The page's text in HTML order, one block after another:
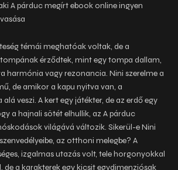
A párduc megírt ebook online ingyen
témái meghatóak voltak, de a
érződtek, mint egy tompa dallam,
harmónia vagy rezonancia. Nini szerelme a
de amikor a kapu nyitva van, a
veszi. A kert egy játékter, de az erdő egy
a hajnali sötét elhullik, az A párduc
világává változik. Sikerül-e Nini
az otthoni melegbe? A
izgalmas utazás volt, tele horgonyokkal
a karakterek egy kicsit egydimenziósak